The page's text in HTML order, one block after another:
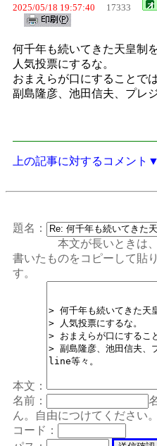
2025/05/18 19:57:40 17333
何千年も続いてきた天皇制
人気投票にするな。
おまえらが口にすることでは
副島隆彦、池田信夫、プレ
上の記事に対するコメント▼
題名：
本文が長いときは、フ
書いたものをコピーして貼
す。
本文：
名前：
ん。自由につけてください。
コード：